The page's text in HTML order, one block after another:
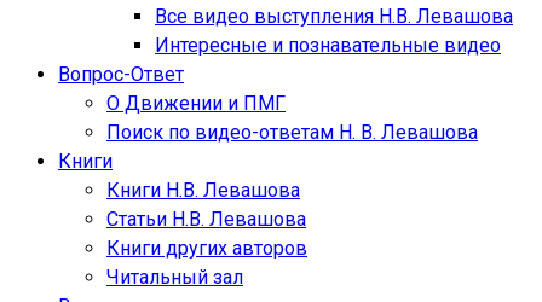
Все видео выступления Н.В. Левашова
Интересные и познавательные видео
Вопрос-Ответ
О Движении и ПМГ
Поиск по видео-ответам Н. В. Левашова
Книги
Книги Н.В. Левашова
Статьи Н.В. Левашова
Книги других авторов
Читальный зал